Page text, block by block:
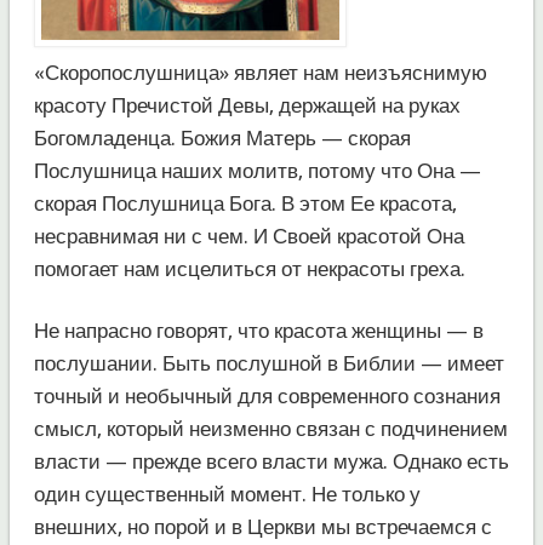
«Скоропослушница» являет нам неизъяснимую
красоту Пречистой Девы, держащей на руках
Богомладенца. Божия Матерь — скорая
Послушница наших молитв, потому что Она —
скорая Послушница Бога. В этом Ее красота,
несравнимая ни с чем. И Своей красотой Она
помогает нам исцелиться от некрасоты греха.
Не напрасно говорят, что красота женщины — в
послушании. Быть послушной в Библии — имеет
точный и необычный для современного сознания
смысл, который неизменно связан с подчинением
власти — прежде всего власти мужа. Однако есть
один существенный момент. Не только у
внешних, но порой и в Церкви мы встречаемся с